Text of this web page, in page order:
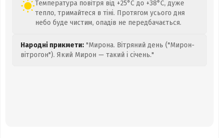
Температура повітря від +25°C до +38°C, дуже
тепло, тримайтеся в тіні. Протягом усього дня
небо буде чистим, опадів не передбачається.
Народні прикмети: "Мирона. Вітряний день ("Мирон-
вітрогон"). Який Мирон — такий і січень."